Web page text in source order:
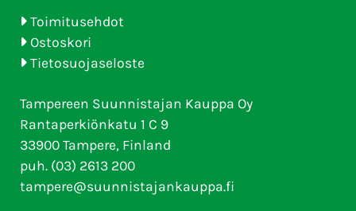
Toimitusehdot
Ostoskori
Tietosuojaseloste
Tampereen Suunnistajan Kauppa Oy
Rantaperkiönkatu 1 C 9
33900 Tampere, Finland
puh. (03) 2613 200
tampere@suunnistajankauppa.fi